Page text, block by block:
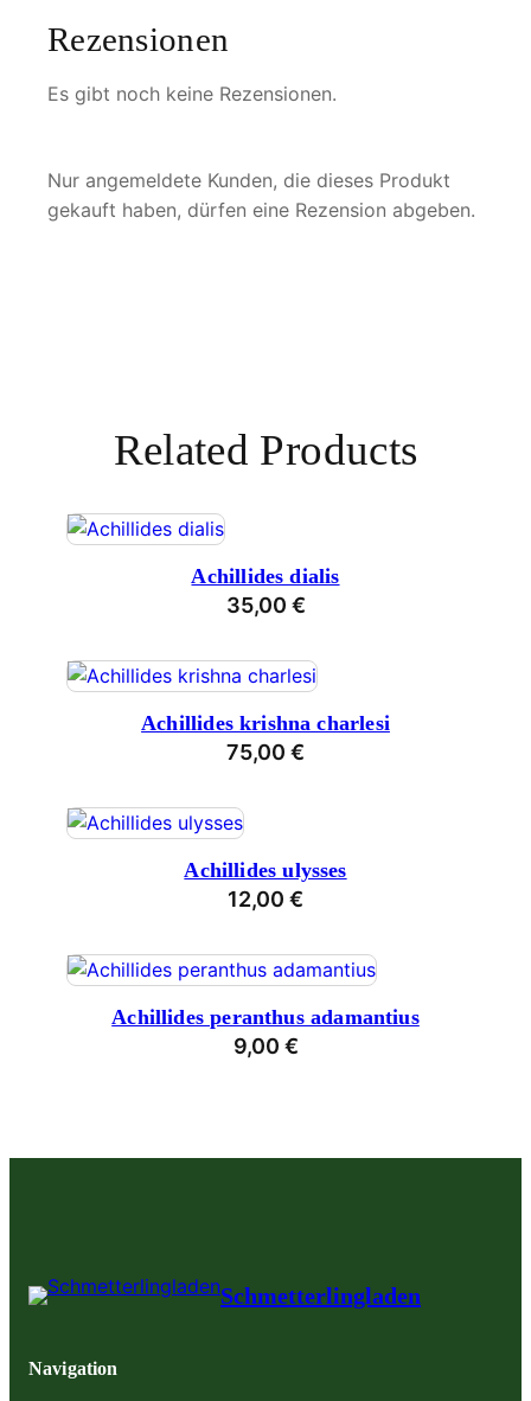
Rezensionen
Es gibt noch keine Rezensionen.
Nur angemeldete Kunden, die dieses Produkt
gekauft haben, dürfen eine Rezension abgeben.
Related Products
Achillides dialis
35,00 €
Achillides krishna charlesi
75,00 €
Achillides ulysses
12,00 €
Achillides peranthus adamantius
9,00 €
Schmetterlingladen
Navigation